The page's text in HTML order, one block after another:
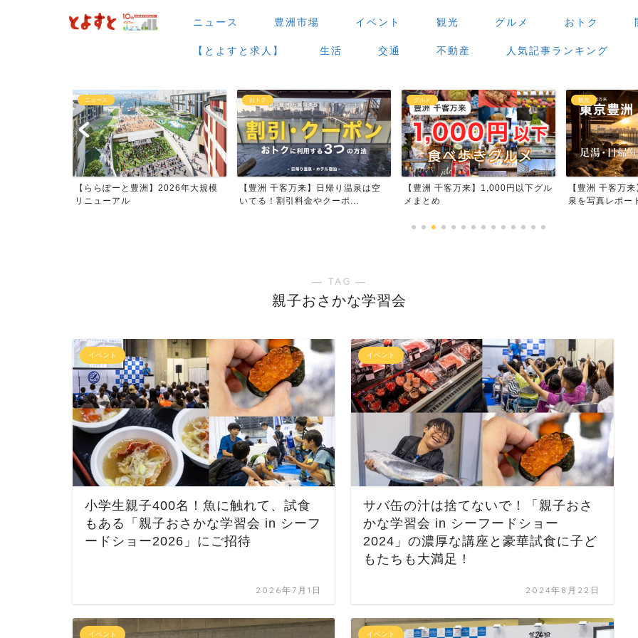
ニュース 豊洲市場 イベント 観光 グルメ おトク
【とよすと求人】 生活 交通 不動産 人気記事ランキング
ニュース
【ららぽーと豊洲】2026年大規模
リニューアル
おトク
【豊洲 千客万来】日帰り温泉は空
いてる！割引料金やクーポ...
グルメ
【豊洲 千客万来】1,000円以下グル
メまとめ
観光
【豊洲 千客万
泉を写真レポー
― TAG ―
親子おさかな学習会
イベント
小学生親子400名！魚に触れて、試食
もある「親子おさかな学習会 in シーフ
ードショー2026」にご招待
2026年7月1日
イベント
サバ缶の汁は捨てないで！「親子おさ
かな学習会 in シーフードショー
2024」の濃厚な講座と豪華試食に子ど
もたちも大満足！
2024年8月22日
イベント イベント